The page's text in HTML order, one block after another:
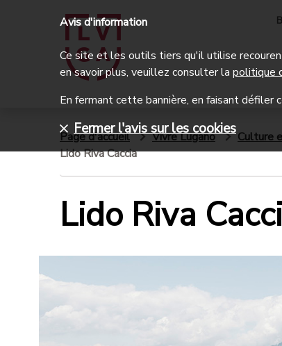
Page d'accueil Vivre Lugano Culture
Lido Riva Caccia
Lido Riva
Avis d'information
Ce site et les outils tiers qu'il utilise
en savoir plus, veuillez consulter la politique
En fermant cette bannière, en faisant défiler
Fermer l'avis sur les cookies